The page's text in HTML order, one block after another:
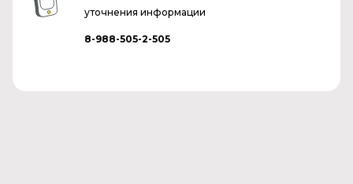
уточнения информации
8-988-505-2-505